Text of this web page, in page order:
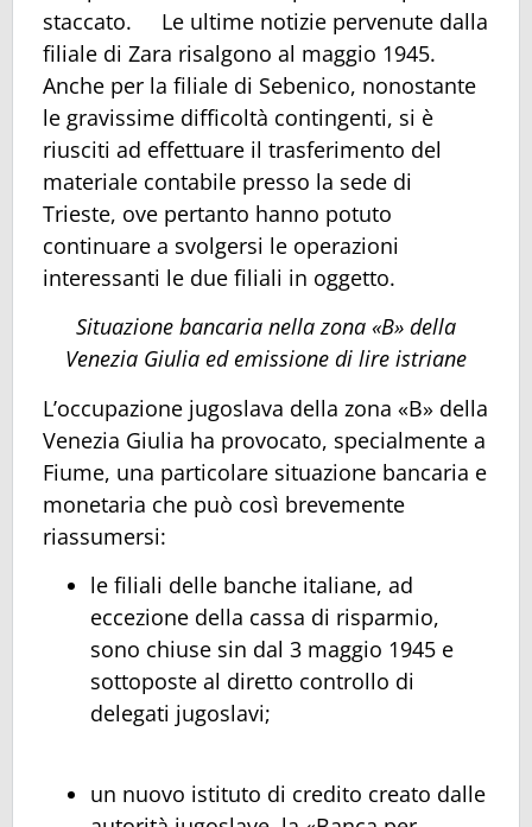
staccato. Le ultime notizie pervenute dalla
filiale di Zara risalgono al maggio 1945.
Anche per la filiale di Sebenico, nonostante
le gravissime difficoltà contingenti, si è
riusciti ad effettuare il trasferimento del
materiale contabile presso la sede di
Trieste, ove pertanto hanno potuto
continuare a svolgersi le operazioni
interessanti le due filiali in oggetto.
Situazione bancaria nella zona «B» della
Venezia Giulia ed emissione di lire istriane
L’occupazione jugoslava della zona «B» della
Venezia Giulia ha provocato, specialmente a
Fiume, una particolare situazione bancaria e
monetaria che può così brevemente
riassumersi:
le filiali delle banche italiane, ad
eccezione della cassa di risparmio,
sono chiuse sin dal 3 maggio 1945 e
sottoposte al diretto controllo di
delegati jugoslavi;
un nuovo istituto di credito creato dalle